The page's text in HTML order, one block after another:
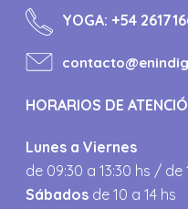
YOGA:+54
HORARIOS DE
Lunes a Viernes
de 09:30 a 13:30 hs / de
Sábados de 10 a 14 hs